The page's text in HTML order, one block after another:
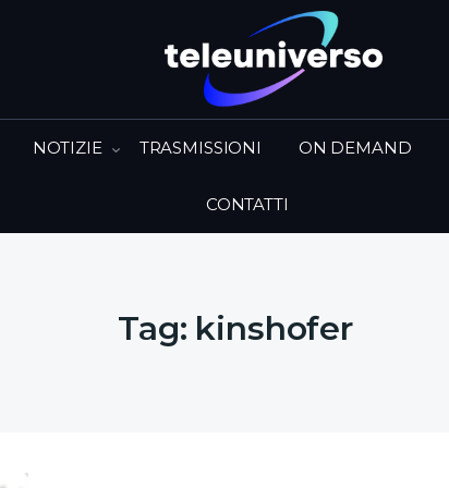
NOTIZIE TRASMISSIONI ON DEMAND
CONTATTI
Tag: kinshofer